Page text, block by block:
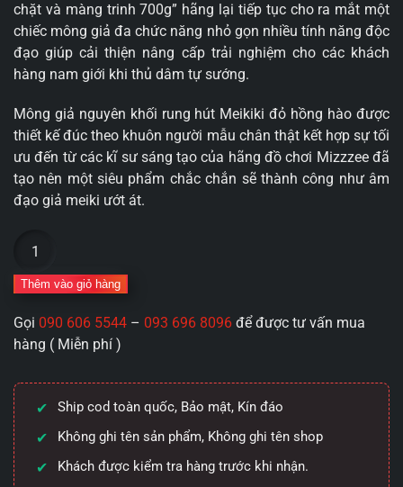
chặt và màng trinh 700g” hãng lại tiếp tục cho ra mắt một
chiếc mông giả đa chức năng nhỏ gọn nhiều tính năng độc
đạo giúp cải thiện nâng cấp trải nghiệm cho các khách
hàng nam giới khi thủ dâm tự sướng.
Mông giả nguyên khối rung hút Meikiki đỏ hồng hào được
thiết kế đúc theo khuôn người mẫu chân thật kết hợp sự tối
ưu đến từ các kĩ sư sáng tạo của hãng đồ chơi Mizzzee đã
tạo nên một siêu phẩm chắc chắn sẽ thành công như âm
đạo giả meiki ướt át.
nguyên
rung
hút
đỏ
hồng
hào
3kg
số
Thêm vào giỏ hàng
Gọi 090 606 5544 – 093 696 8096 để được tư vấn mua
hàng ( Miễn phí )
Ship cod toàn quốc, Bảo mật, Kín đáo
Không ghi tên sản phẩm, Không ghi tên shop
Khách được kiểm tra hàng trước khi nhận.